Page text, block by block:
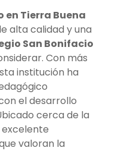
en Tierra Buena
alta calidad y una
San Bonifacio
Con más
institución ha
el desarrollo
cerca de la
excelente
valoran la